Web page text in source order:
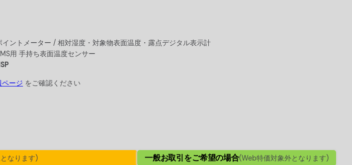
ントメーター / 相対湿度・対象物表面温度・露点デジタル表示計
用 手持ち表面温度センサー
ージ をご確認ください
なります) 一般お取引をご希望の場合(Web特価対象外となります)